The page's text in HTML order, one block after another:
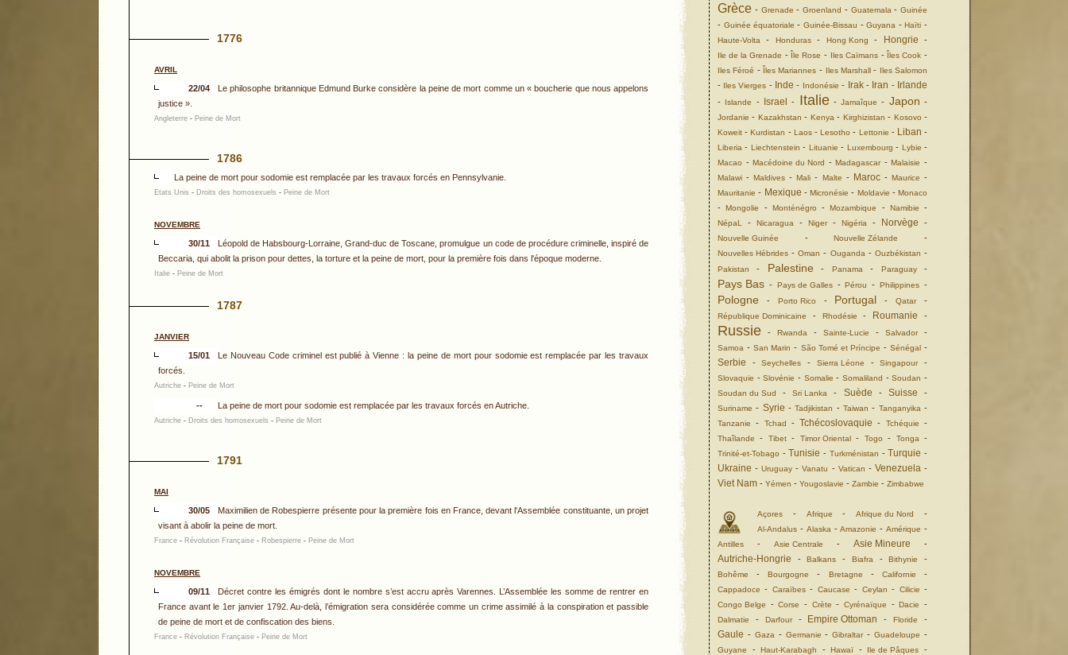
Grèce - Grenade - Groenland - Guatemala - Guinée
- Guinée équatoriale - Guinée-Bissau -Guyana -Haïti -
Haute-Volta - Honduras- Hong Kong - Hongrie -
Ile de la Grenade -Île Rose - Iles Caïmans-Îles Cook -
Iles Féroé -Îles Mariannes - Iles Marshall- Iles Salomon
- Iles Vierges - Inde - Indonésie - Irak- Iran - Irlande
- Islande - Israel - Italie-Jamaîque - Japon -
Jordanie - Kazakhstan - Kenya - Kirghizistan - Kosovo -
Koweit -Kurdistan - Laos-Lesotho - Lettonie - Liban -
Liberia - Liechtenstein - Lituanie - Luxembourg - Lybie -
Macao -Macédoine du Nord -Madagascar-Malaisie -
Malawi -Maldives -Mali - Malte - Maroc- Maurice -
Mauritanie - Mexique - Micronésie - Moldavie - Monaco
-Mongolie - Monténégro -Mozambique - Namibie -
NépaL - Nicaragua - Niger- Nigéria - Norvège -
Nouvelle Guinée -Nouvelle Zélande -
Nouvelles Hébrides -Oman - Ouganda - Ouzbékistan -
Pakistan - Palestine - Panama - Paraguay-
Pays Bas - Pays de Galles-Pérou -Philippines -
Pologne - Porto Rico - Portugal -Qatar-
République Dominicaine - Rhodésie - Roumanie -
Russie - Rwanda - Sainte-Lucie - Salvador-
Samoa -San Marin - São Tomé et Príncipe - Sénégal-
Serbie -Seychelles - Sierra Léone -Singapour-
Slovaquie -Slovénie - Somalie -Somaliland -Soudan -
Soudan du Sud -Sri Lanka - Suède - Suisse -
Suriname - Syrie -Tadjikistan -Taiwan - Tanganyika -
Tanzanie - Tchad -Tchécoslovaquie - Tchéquie -
Thaîlande - Tibet- Timor Oriental- Togo - Tonga -
Trinité-et-Tobago -Tunisie - Turkménistan -Turquie -
Ukraine -Uruguay -Vanatu - Vatican - Venezuela -
Viet Nam - Yémen - Yougoslavie - Zambie - Zimbabwe
Açores - Afrique -Afrique du Nord -
Al-Andalus - Alaska -Amazonie -Amérique -
Antilles - Asie Centrale - Asie Mineure -
Autriche-Hongrie -Balkans - Biafra -Bithynie -
Bohême -Bourgogne - Bretagne - Californie -
Cappadoce - Caraïbes- Caucase - Ceylan - Cilicie -
Congo Belge -Corse - Crète -Cyrénaïque -Dacie -
Dalmatie - Darfour- Empire Ottoman -Floride -
Gaule - Gaza - Germanie -Gibraltar-Guadeloupe -
Guyane -Haut-Karabagh -Hawaï - Ile de Pâques -
1776
AVRIL
22/04
Le philosophe britannique Edmund Burke considère la peine de mort comme un « boucherie que nous appelons
justice ».
Angleterre - Peine de Mort
1786
La peine de mort pour sodomie est remplacée par les travaux forcés en Pennsylvanie.
Etats Unis - Droits des homosexuels - Peine de Mort
NOVEMBRE
30/11
Léopold de Habsbourg-Lorraine, Grand-duc de Toscane, promulgue un code de procédure criminelle, inspiré de
Beccaria, qui abolit la prison pour dettes, la torture et la peine de mort, pour la première fois dans l'époque moderne.
Italie - Peine de Mort
1787
JANVIER
15/01
Le Nouveau Code criminel est publié à Vienne : la peine de mort pour sodomie est remplacée par les travaux
forcés.
Autriche - Peine de Mort
-- La peine de mort pour sodomie est remplacée par les travaux forcés en Autriche.
Autriche - Droits des homosexuels - Peine de Mort
1791
MAI
30/05
Maximilien de Robespierre présente pour la première fois en France, devant l'Assemblée constituante, un projet
visant à abolir la peine de mort.
France - Révolution Française - Robespierre - Peine de Mort
NOVEMBRE
09/11
Décret contre les émigrés dont le nombre s’est accru après Varennes. L’Assemblée les somme de rentrer en
France avant le 1er janvier 1792. Au-delà, l’émigration sera considérée comme un crime assimilé à la conspiration et passible
de peine de mort et de confiscation des biens.
France - Révolution Française - Peine de Mort